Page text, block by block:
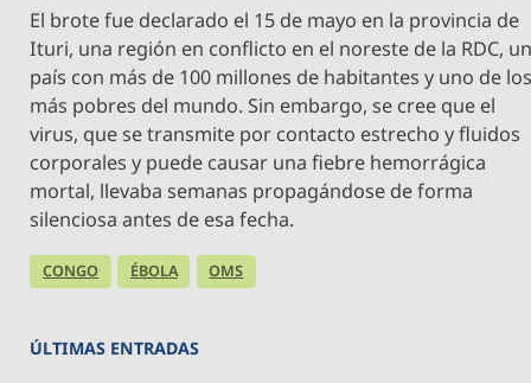
El brote fue declarado el 15 de mayo en la provincia de
Ituri, una región en conflicto en el noreste de la RDC,
país con más de 100 millones de habitantes y uno de
más pobres del mundo. Sin embargo, se cree que el
virus, que se transmite por contacto estrecho y fluidos
corporales y puede causar una fiebre hemorrágica
mortal, llevaba semanas propagándose de forma
silenciosa antes de esa fecha.
CONGO ÉBOLA OMS
ÚLTIMAS ENTRADAS